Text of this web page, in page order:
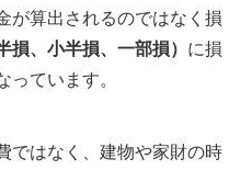
が算出されるのではなく損
損、小半損、一部損） に損
っています。
ではなく、建物や家財の時